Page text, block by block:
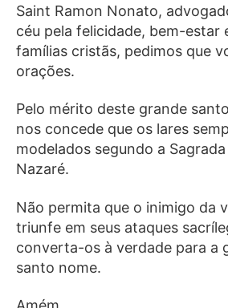
Saint Ramon Nonato,
céu pela felicidade, bem-estar
famílias cristãs, pedimos que
orações.
Pelo mérito deste grande
nos concede que os lares
modelados segundo a
Nazaré.
Não permita que o inimigo da
triunfe em seus ataques
converta-os à verdade para a
santo nome.